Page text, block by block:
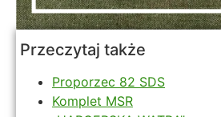
Przeczytaj także
Proporzec 82 SDS
Komplet MSR